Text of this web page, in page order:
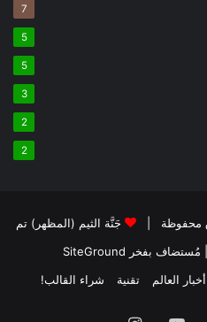
7
5
5
3
2
2
جَنَّة الثيم (المظهر) تم
| مُستضاف بفخر SiteGround
أخبار العالم تقنية شراء القالب!